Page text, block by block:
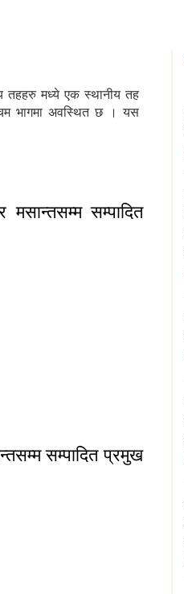
तहहरु मध्ये एक स्थानीय तह
भागमा अवस्थित छ । यस
सम्पादित
सम्पादित प्रमुख